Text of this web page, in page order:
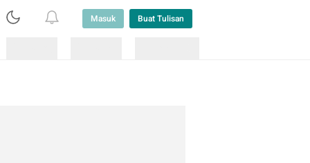
Masuk Buat Tulisan